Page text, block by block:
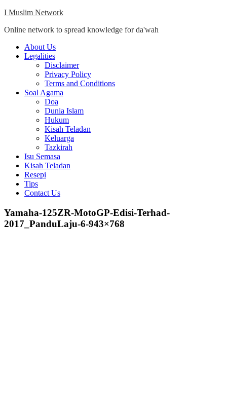
Skip
content
I Muslim Network
Online network to spread knowledge for da'wah
Close
Menu
About Us
Legalities
Disclaimer
Privacy Policy
Terms and Conditions
Soal Agama
Doa
Dunia Islam
Hukum
Kisah Teladan
Keluarga
Tazkirah
Isu Semasa
Kisah Teladan
Resepi
Tips
Contact Us
Yamaha-125ZR-MotoGP-Edisi-Terhad-
2017_PanduLaju-6-943×768